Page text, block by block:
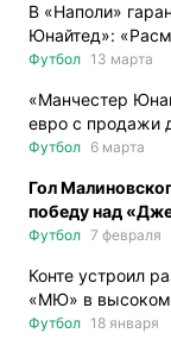
В «Наполи»
Юнайтед»:
Футбол 13 марта
«Манчестер
евро с продажи
Футбол 6 марта
Гол
победу над
Футбол 7 февраля
Конте устроил
«МЮ» в
Футбол 18 января